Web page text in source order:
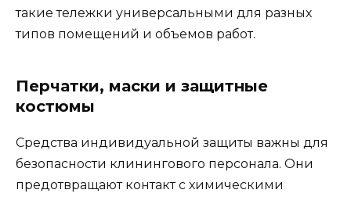
такие тележки универсальными для разных
типов помещений и объемов работ.
Перчатки, маски и защитные
костюмы
Средства индивидуальной защиты важны для
безопасности клинингового персонала. Они
предотвращают контакт с химическими